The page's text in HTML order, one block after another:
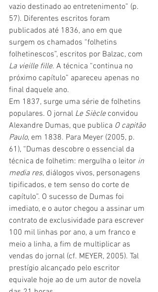
vazio destinado ao entretenimento” (p.
57). Diferentes escritos foram
publicados até 1836, ano em que
surgem os chamados “folhetins
folhetinescos”, escritos por Balzac, com
La vieille fille. A técnica “continua no
próximo capítulo” apareceu apenas no
final daquele ano.
Em 1837, surge uma série de folhetins
populares. O jornal Le Siècle convidou
Alexandre Dumas, que publica O capitão
Paulo, em 1838. Para Meyer (2005, p.
61), “Dumas descobre o essencial da
técnica de folhetim: mergulha o leitor in
media res, diálogos vivos, personagens
tipificados, e tem senso do corte de
capítulo”. O sucesso de Dumas foi
imediato, e o autor chegou a assinar um
contrato de exclusividade para escrever
100 mil linhas por ano, a um franco e
meio a linha, a fim de multiplicar as
vendas do jornal (cf. MEYER, 2005). Tal
prestígio alcançado pelo escritor
equivale hoje ao de um autor de novela